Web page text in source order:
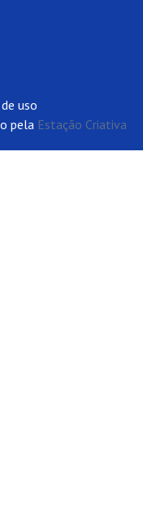
uso
pela Estação Criativa